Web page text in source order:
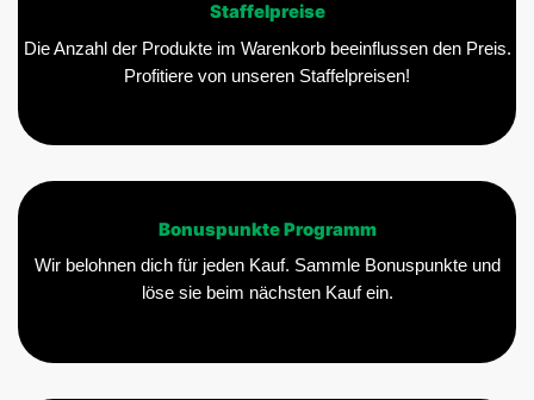
Staffelpreise
Die Anzahl der Produkte im Warenkorb beeinflussen den Preis.
Profitiere von unseren Staffelpreisen!
Bonuspunkte Programm
Wir belohnen dich für jeden Kauf. Sammle Bonuspunkte und
löse sie beim nächsten Kauf ein.